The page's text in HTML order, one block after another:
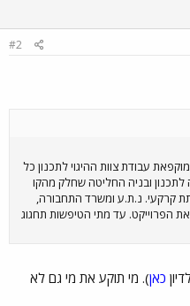
#2
עבודת צוות ההיגוי לתכנון כל
ובניה החליטה שחלק מהקו
תת קרקעי. נ.ת.ע ומשרד התחבורה,
הפרוייקט. עד מתי הטיפשות תחגוג
כאן). מי תוקע את מי גם לא